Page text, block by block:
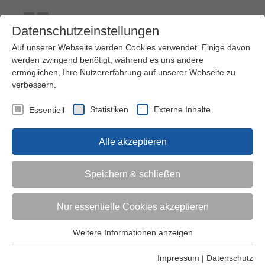
Kontakt Ihre Meinung ist uns wichtig!
Kinder (0-6)
Grundschulkinder
Jugendliche
Datenschutzeinstellungen
Auf unserer Webseite werden Cookies verwendet. Einige davon
werden zwingend benötigt, während es uns andere
ermöglichen, Ihre Nutzererfahrung auf unserer Webseite zu
verbessern.
Essentiell Statistiken Externe Inhalte
Alle akzeptieren
Speichern & schließen
Nur essentielle Cookies akzeptieren
Essentielle Cookies werden für grundlegende Funktionen der
Weitere Informationen anzeigen
Impressum | Datenschutz